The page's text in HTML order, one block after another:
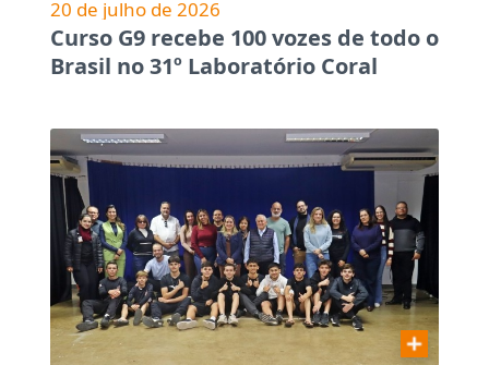
20 de julho de 2026
Curso G9 recebe 100 vozes de todo o
Brasil no 31º Laboratório Coral